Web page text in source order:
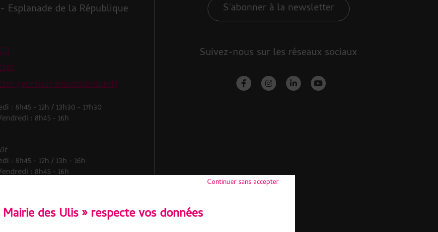
Mairie des Ulis » respecte vos données
Continuer sans accepter
Esplanade de la République
(version malentendant)
: 8h45 - 12h / 13h30 - 17h30
: 8h45 - 16h
: 8h45 - 12h / 13h - 16h
: 8h45 - 16h
S'abonner à la newsletter
Suivez-nous sur les réseaux sociaux
facebook-finstagramlinkedin-inyoutube